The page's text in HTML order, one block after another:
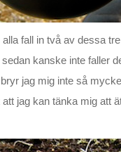
fall in två av dessa
kanske inte faller
jag mig inte så
jag kan tänka mig att